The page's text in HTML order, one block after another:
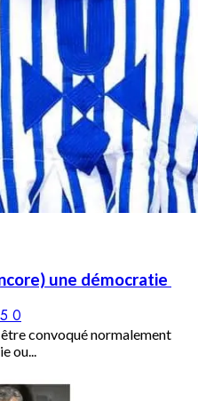
une démocratie
0
convoqué normalement
ou...